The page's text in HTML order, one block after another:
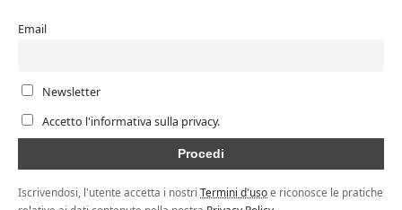
Email
Newsletter
Accetto l'informativa sulla privacy.
Iscrivendosi, l'utente accetta i nostri Termini d'usoe riconosce le pratiche